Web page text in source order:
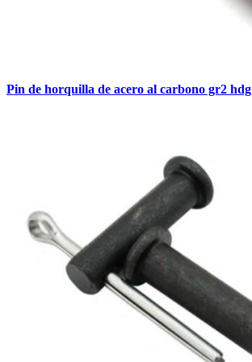
Pin de horquilla de acero al carbono gr2 hdg